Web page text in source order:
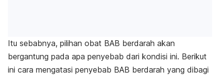
Itu sebabnya, pilihan obat BAB berdarah akan
bergantung pada apa penyebab dari kondisi ini. Berikut
ini cara mengatasi penyebab BAB berdarah yang dibagi